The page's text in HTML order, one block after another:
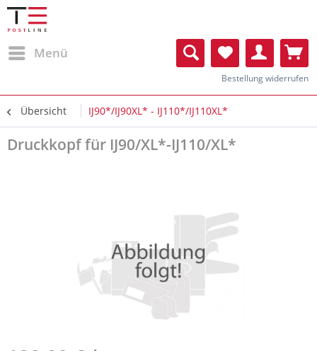
Menü
Bestellung widerrufen
Übersicht IJ90*/IJ90XL* - IJ110*/IJ110XL*
Druckkopf für IJ90/XL*-IJ110/XL*